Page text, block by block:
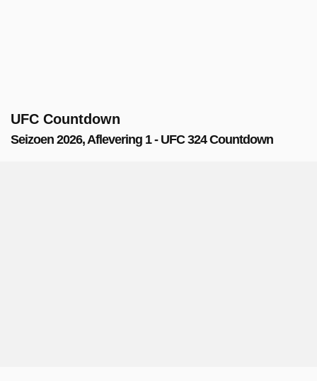
UFC Countdown
Seizoen 2026, Aflevering 1 - UFC 324 Countdown